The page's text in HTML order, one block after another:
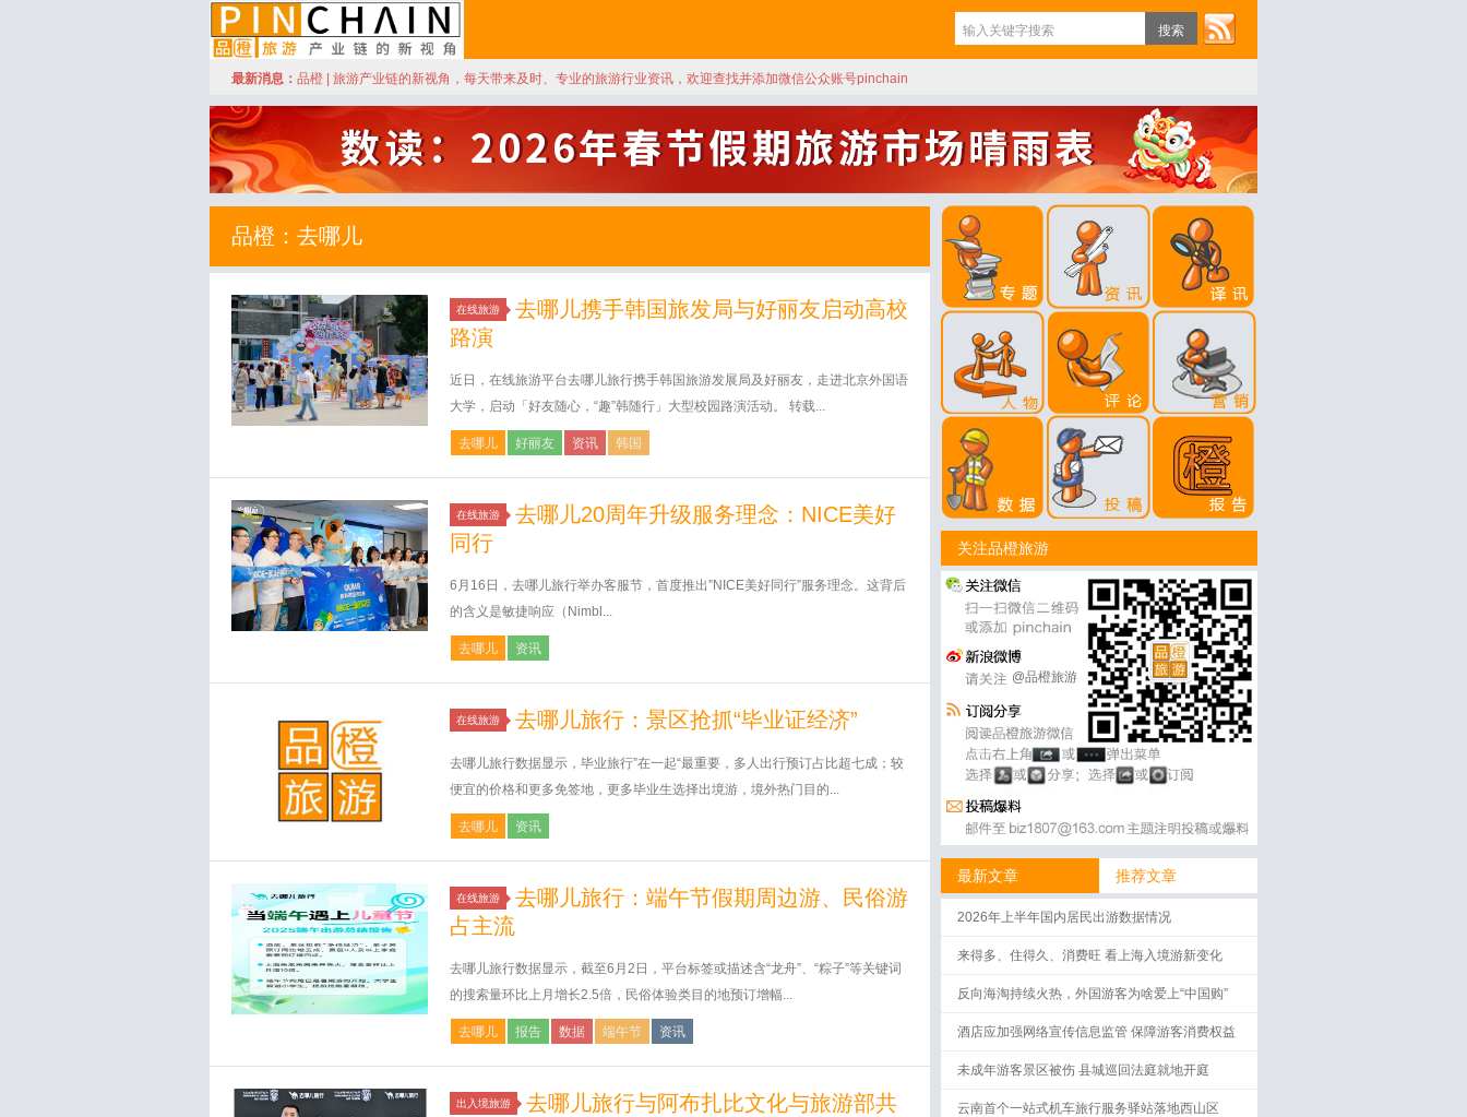
品橙旅游
最新消息： 品橙 | 旅游产业链的新视角，每天带来及时、专业的旅游行业资讯，欢迎查找并添加微信公众账号pinchain
品橙：去哪儿
在线旅游
去哪儿携手韩国旅发局与好丽友启动高校
路演
近日，在线旅游平台去哪儿旅行携手韩国旅游发展局及好丽友，走进北京外国语
大学，启动「好友随心，“趣”韩随行」大型校园路演活动。 转载...
去哪儿 好丽友 资讯 韩国
在线旅游
去哪儿20周年升级服务理念：NICE美好
同行
6月16日，去哪儿旅行举办客服节，首度推出”NICE美好同行”服务理念。这背后
的含义是敏捷响应（Nimbl...
去哪儿 资讯
在线旅游 去哪儿旅行：景区抢抓“毕业证经济”
去哪儿旅行数据显示，毕业旅行”在一起“最重要，多人出行预订占比超七成；较
便宜的价格和更多免签地，更多毕业生选择出境游，境外热门目的...
去哪儿 资讯
在线旅游
去哪儿旅行：端午节假期周边游、民俗游
占主流
去哪儿旅行数据显示，截至6月2日，平台标签或描述含“龙舟”、“粽子”等关键词
的搜索量环比上月增长2.5倍，民俗体验类目的地预订增幅...
去哪儿 报告 数据 端午节 资讯
出入境旅游
去哪儿旅行与阿布扎比文化与旅游部共
关注品橙旅游
@品橙旅游
最新文章 推荐文章
2026年上半年国内居民出游数据情况
来得多、住得久、消费旺 看上海入境游新变化
反向海淘持续火热，外国游客为啥爱上“中国购”
酒店应加强网络宣传信息监管 保障游客消费权益
未成年游客景区被伤 县城巡回法庭就地开庭
云南首个一站式机车旅行服务驿站落地西山区